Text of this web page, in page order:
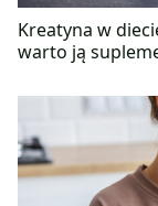
Kreatyna w
warto ją